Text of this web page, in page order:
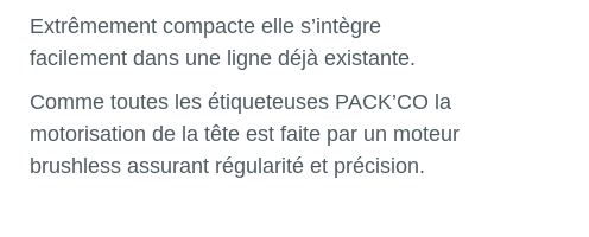
Extrêmement compacte elle s’intègre
facilement dans une ligne déjà existante.
Comme toutes les étiqueteuses PACK’CO la
motorisation de la tête est faite par un moteur
brushless assurant régularité et précision.